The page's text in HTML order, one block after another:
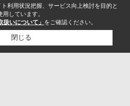
利用状況把握、サービス向上検討を目的と
しています。
扱いについて」 をご確認ください。
閉じる